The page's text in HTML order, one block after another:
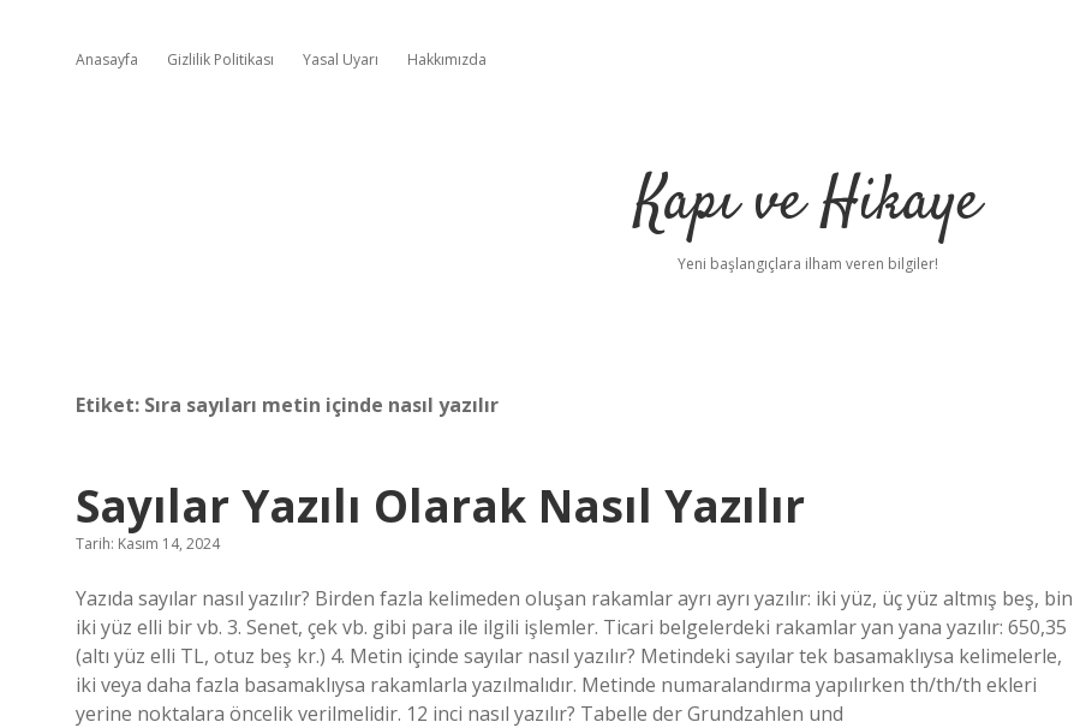
Anasayfa Gizlilik Politikası Yasal Uyarı Hakkımızda
Kapı ve Hikaye
Yeni başlangıçlara ilham veren bilgiler!
Etiket: Sıra sayıları metin içinde nasıl yazılır
Sayılar Yazılı Olarak Nasıl Yazılır
Tarih: Kasım 14, 2024
Yazıda sayılar nasıl yazılır? Birden fazla kelimeden oluşan rakamlar ayrı ayrı yazılır: iki yüz, üç yüz altmış beş, bin
iki yüz elli bir vb. 3. Senet, çek vb. gibi para ile ilgili işlemler. Ticari belgelerdeki rakamlar yan yana yazılır: 650,35
(altı yüz elli TL, otuz beş kr.) 4. Metin içinde sayılar nasıl yazılır? Metindeki sayılar tek basamaklıysa kelimelerle,
iki veya daha fazla basamaklıysa rakamlarla yazılmalıdır. Metinde numaralandırma yapılırken th/th/th ekleri
yerine noktalara öncelik verilmelidir. 12 inci nasıl yazılır? Tabelle der Grundzahlen und